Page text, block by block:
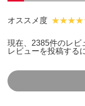
オススメ度
現在、2385件のレビ
レビューを投稿する